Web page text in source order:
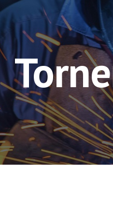
Skip to main content